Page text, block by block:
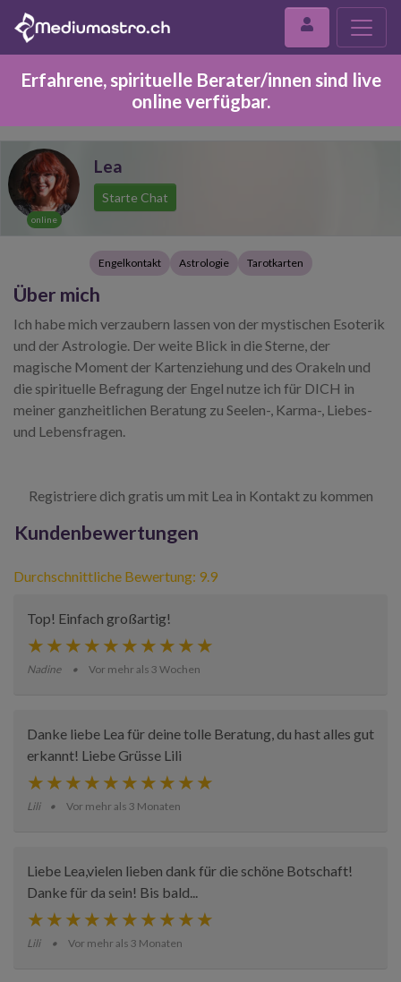
Erfahrene, spirituelle Berater/innen sind live
online verfügbar.
online
Lea
Starte Chat
Engelkontakt Astrologie Tarotkarten
Über mich
Ich habe mich verzaubern lassen von der mystischen Esoterik
und der Astrologie. Der weite Blick in die Sterne, der
magische Moment der Kartenziehung und des Orakeln und
die spirituelle Befragung der Engel nutze ich für DICH in
meiner ganzheitlichen Beratung zu Seelen-, Karma-, Liebes-
und Lebensfragen.
Registriere dich gratis um mit Lea in Kontakt zu kommen
Kundenbewertungen
Durchschnittliche Bewertung: 9.9
Top! Einfach großartig!
Nadine Vor mehr als 3 Wochen
Danke liebe Lea für deine tolle Beratung, du hast alles gut
erkannt! Liebe Grüsse Lili
Lili Vor mehr als 3 Monaten
Liebe Lea,vielen lieben dank für die schöne Botschaft!
Danke für da sein! Bis bald...
Lili Vor mehr als 3 Monaten